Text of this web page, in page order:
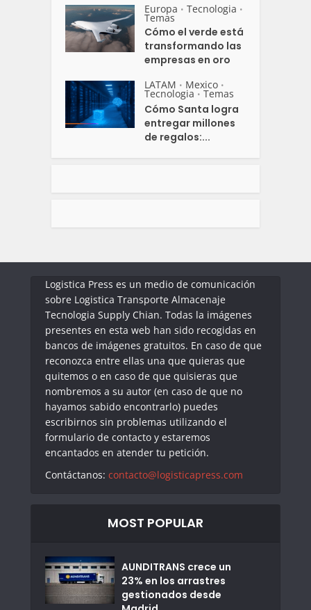
Europa • Tecnologia •
Temas
Cómo el verde está
transformando las
empresas en oro
LATAM • Mexico •
Tecnologia • Temas
Cómo Santa logra
entregar millones
de regalos:...
Logistica Press es un medio de comunicación
sobre Logistica Transporte Almacenaje
Tecnologia Supply Chian. Todas la imágenes
presentes en esta web han sido recogidas en
bancos de imágenes gratuitos. En caso de que
reconozca entre ellas una que quieras que
quitemos o en caso de que quisieras que
nombremos a su autor (en caso de que no
hayamos sabido encontrarlo) puedes
escribirnos sin problemas utilizando el
formulario de contacto y estaremos
encantados en atender tu petición.
Contáctanos: contacto@logisticapress.com
MOST POPULAR
AUNDITRANS crece un
23% en los arrastres
gestionados desde